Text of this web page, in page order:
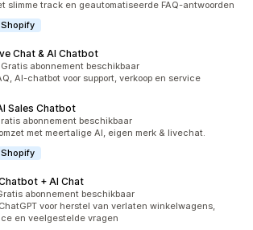
slimme track en geautomatiseerde FAQ-antwoorden
Chat & AI Chatbot
in totaal
Gratis abonnement beschikbaar
AI-chatbot voor support, verkoop en service
Sales Chatbot
in totaalabonnement beschikbaar
met meertalige AI, eigen merk & livechat.
+ AI Chat
in totaalabonnement beschikbaar
voor herstel van verlaten winkelwagens,
en veelgestelde vragen